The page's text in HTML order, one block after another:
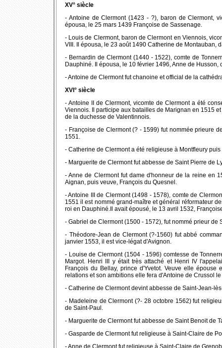
XV° siècle
- Antoine de Clermont (1423 - ?), baron de Clermont,
épousa, le 25 mars 1439 Françoise de Sassenage.
- Louis de Clermont, baron de Clermont en Viennois,
VIII. Il épousa, le 23 août 1490 Catherine de Montauban,
- Bernardin de Clermont (1440 - 1522), comte de
Dauphiné. Il épousa, le 10 février 1496, Anne de Husson,
- Antoine de Clermont fut chanoine et official de la
XVI° siècle
- Antoine II de Clermont, vicomte de Clermont a été
Viennois. Il participe aux batailles de Marignan en 1515
de la duchesse de Valentinnois.
- Françoise de Clermont (? - 1599) fut nommée prieure
1551.
- Catherine de Clermont a été religieuse à Montfleury
- Marguerite de Clermont fut abbesse de Saint Pierre de
- Anne de Clermont fut dame d'honneur de la reine en
Aignan, puis veuve, François du Quesnel.
- Antoine III de Clermont (1498 - 1578), comte de
1551 il est nommé grand-maître et général réformateur
roi en Dauphiné.Il avait épousé, le 13 avril 1532,
- Gabriel de Clermont (1500 - 1572), fut nommé prieur
- Théodore-Jean de Clermont (?-1560) fut abbé
janvier 1553, il est vice-légat d'Avignon.
- Louise de Clermont (1504 - 1596) comtesse de
Margot. Henri III y était très attaché et Henri IV
François du Bellay, prince d'Yvetot. Veuve elle
relations et son ambitions elle fera d'Antoine de Crussol le
- Catherine de Clermont devint abbesse de Saint-Jean-
- Madeleine de Clermont (?- 28 octobre 1562) fut
de Saint-Paul.
- Marguerite de Clermont fut abbesse de Saint Benoit de
- Gasparde de Clermont fut religieuse à Saint-Claire de
- Anne de Clermont fut religieuse à Saint-Claire de